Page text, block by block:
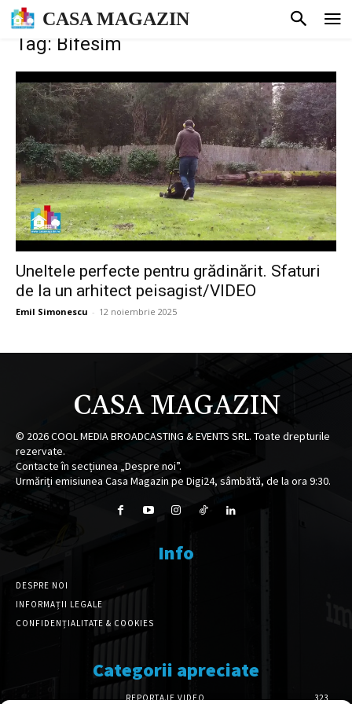
CASA MAGAZIN
Tag: Bifesim
Uneltele perfecte pentru grădinărit. Sfaturi
de la un arhitect peisagist/VIDEO
Emil Simonescu - 12 noiembrie 2025
CASA MAGAZIN
© 2026COOL MEDIA BROADCASTING & EVENTS SRL. Toate drepturile
rezervate.
Contacte în secțiunea „Despre noi”.
Urmăriți emisiunea Casa Magazin pe Digi24, sâmbătă, de la ora 9:30.
Info
DESPRE NOI
INFORMAȚII LEGALE
CONFIDENȚIALITATE & COOKIES
Categorii apreciate
REPORTAJE VIDEO 323